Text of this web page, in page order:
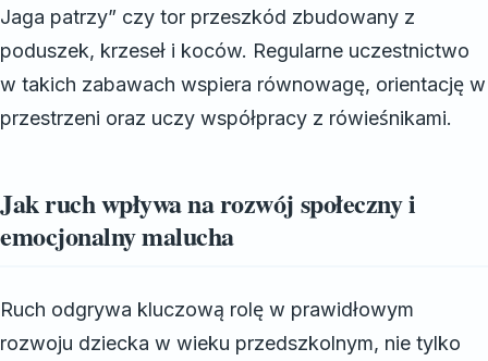
Jaga patrzy” czy tor przeszkód zbudowany z
poduszek, krzeseł i koców. Regularne uczestnictwo
w takich zabawach wspiera równowagę, orientację w
przestrzeni oraz uczy współpracy z rówieśnikami.
Jak ruch wpływa na rozwój społeczny i
emocjonalny malucha
Ruch odgrywa kluczową rolę w prawidłowym
rozwoju dziecka w wieku przedszkolnym, nie tylko